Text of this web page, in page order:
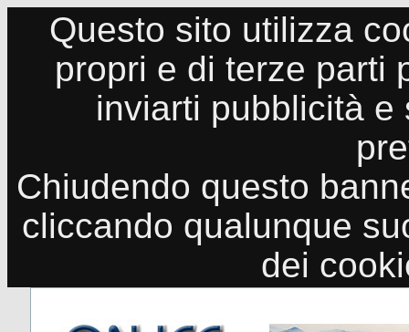
Questo sito utilizza
propri e di terze parti
inviarti pubblicità
Chiudendo questo
cliccando qualunque
dei